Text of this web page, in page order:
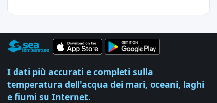
I dati più accurati e completi sulla
temperatura dell'acqua dei mari, oceani, laghi
e fiumi su Internet.